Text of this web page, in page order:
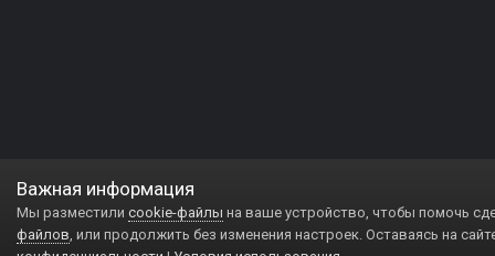
Важная информация
Мы разместили cookie-файлы на ваше устройство, чтобы помочь
файлов, или продолжить без изменения настроек. Оставаясь на